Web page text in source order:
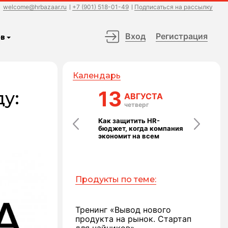
welcome@hrbazaar.ru +7 (901) 518-01-49 Подписаться на рассылку
Вход Регистрация
Календарь
24
Выступление без страха
13 АВГУСТА
четверг
Как защитить HR-
бюджет, когда компания
экономит на всем
Команда как
Продукты по теме:
Тренинг «Вывод нового
продукта на рынок. Стартап